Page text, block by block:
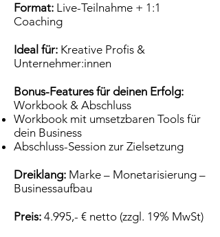
Format: Live-Teilnahme + 1:1
Coaching
Ideal für: Kreative Profis &
Unternehmer:innen
Bonus-Features für deinen Erfolg:
Workbook & Abschluss
Workbook mit umsetzbaren Tools für
dein Business
Abschluss-Session zur Zielsetzung
Dreiklang: Marke – Monetarisierung –
Businessaufbau
Preis: 4.995,- € netto (zzgl. 19% MwSt)